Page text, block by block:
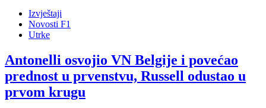
Izvještaji
Novosti F1
Utrke
Antonelli osvojio VN Belgije i povećao
prednost u prvenstvu, Russell odustao u
prvom krugu